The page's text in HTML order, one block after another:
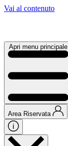
Vai al contenuto
Apri menu principale
Area Riservata